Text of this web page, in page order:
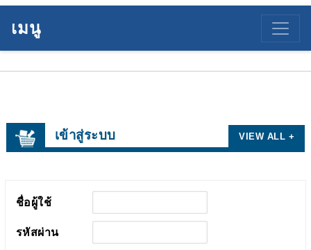
เมนู
เข้าสู่ระบบ VIEW ALL +
ชื่อผู้ใช้
รหัสผ่าน